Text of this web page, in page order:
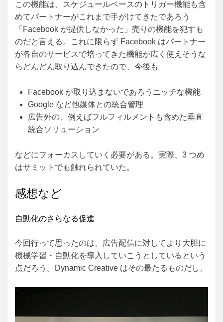
この機能は、スケジュールベースのトリガー機能も含
めてパートナーがこれまで手がけてきたであろう
「Facebook が提供しなかった」売りの機能を犯すも
のだと言える。これに限らず Facebook はパートナー
が各自のサービスで培ってきた機能が広く使えそうな
らどんどん取り込んできたので、今後も
Facebook が取り込まないであろうニッチな機能
Google など他媒体との統合管理
広告外の、例えばフルフィルメントも含めた垂直
統合ソリューション
などにフォーカスしていく必要がある。実際、3 つめ
はサミットでも触れられていた。
感想など
自動化のさらなる促進
今回行って思ったのは、広告配信に対してより大胆に
機械学習・自動化を導入していこうとしているという
点だろう。Dynamic Creative はその最たるものだし、